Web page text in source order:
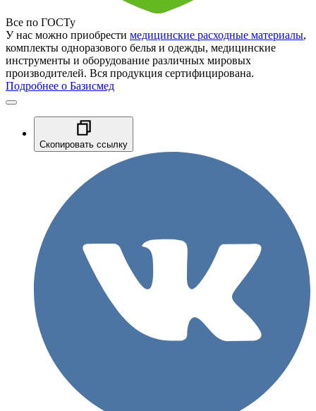
Все по ГОСТу
У нас можно приобрести медицинские расходные материалы,
комплекты одноразового белья и одежды, медицинские
инструменты и оборудование различных мировых
производителей. Вся продукция сертифицирована.
Подробнее о Базисмед
Скопировать ссылку